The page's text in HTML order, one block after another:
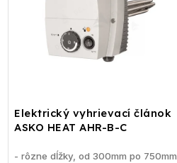
Elektrický vyhrievací článok
ASKO HEAT AHR-B-C
- rôzne dĺžky, od 300mm po 750mm